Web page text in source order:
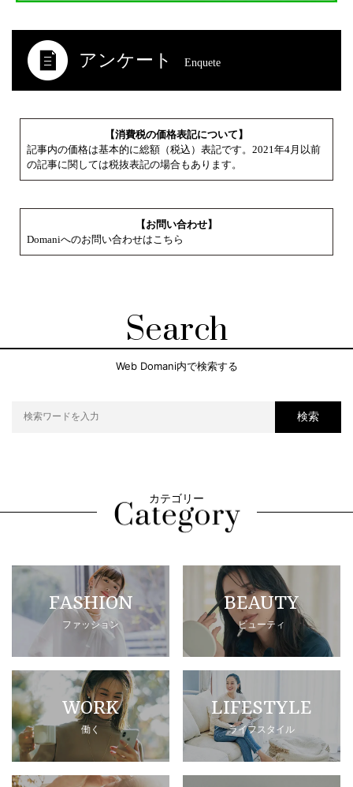
アンケート Enquete
【消費税の価格表記について】
記事内の価格は基本的に総額（税込）表記です。2021年4月以前
の記事に関しては税抜表記の場合もあります。
【お問い合わせ】
Domaniへのお問い合わせはこちら
Search
Web Domani内で検索する
検索
カテゴリー
FASHION
ファッション
BEAUTY
ビューティ
WORK
働く
LIFESTYLE
ライフスタイル